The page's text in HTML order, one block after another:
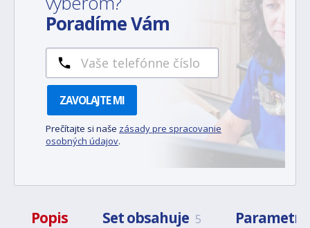
Poradíme Vám
ZAVOLAJTE MI
Prečítajte si naše zásady pre spracovanie
osobných údajov.
Popis Set obsahuje 5 Parametre